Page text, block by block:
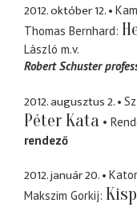
2012. október 12.
Thomas Bernhard
László m.v.
Robert Schuster
2012. augusztus 2.
Péter Kata
rendező
2012. január 20.
Makszim Gorkij